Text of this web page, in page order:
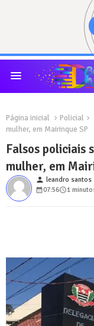
Página inicial Policial
mulher, em Mairinque SP
Falsos policiais
mulher, em
person leandro santos
07:56
1